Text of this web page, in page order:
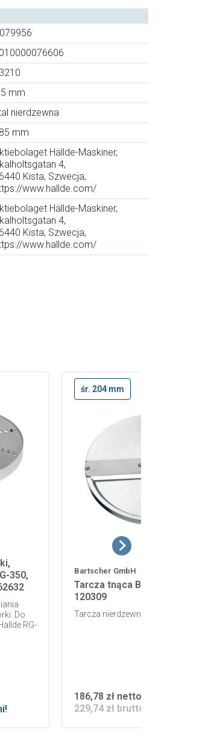
mm
nierdzewna
mm
Hällde-Maskiner,
4,
Kista, Szwecja,
www.hallde.com/
Hällde-Maskiner,
4,
Kista, Szwecja,
www.hallde.com/
350,
Do
RG-
śr. 204 mm
Bartscher GmbH
Tarcza tnąca Bartscher E8a
120309
Tarcza nierdzewna do krojenia w
186,78 zł netto
229,74 zł brutto